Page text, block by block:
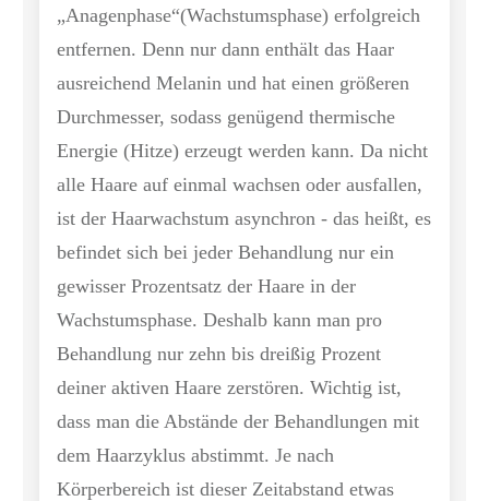
„Anagenphase“(Wachstumsphase) erfolgreich
entfernen. Denn nur dann enthält das Haar
ausreichend Melanin und hat einen größeren
Durchmesser, sodass genügend thermische
Energie (Hitze) erzeugt werden kann. Da nicht
alle Haare auf einmal wachsen oder ausfallen,
ist der Haarwachstum asynchron - das heißt, es
befindet sich bei jeder Behandlung nur ein
gewisser Prozentsatz der Haare in der
Wachstumsphase. Deshalb kann man pro
Behandlung nur zehn bis dreißig Prozent
deiner aktiven Haare zerstören. Wichtig ist,
dass man die Abstände der Behandlungen mit
dem Haarzyklus abstimmt. Je nach
Körperbereich ist dieser Zeitabstand etwas